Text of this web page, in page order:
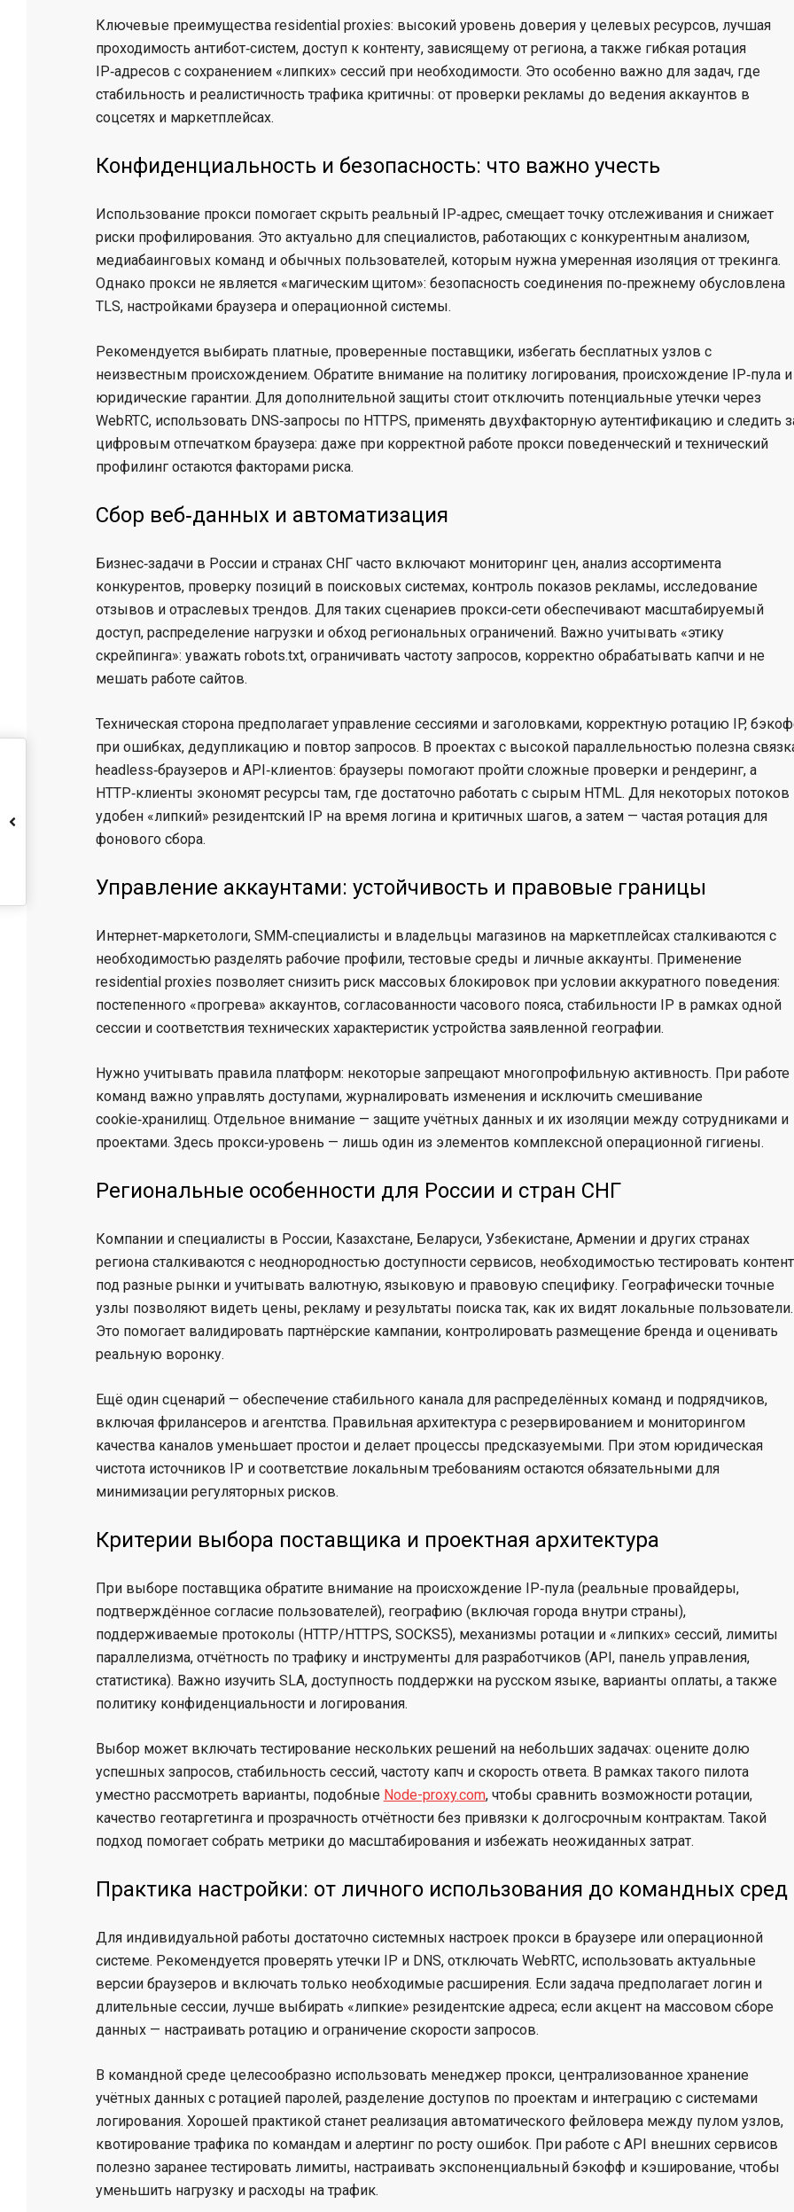
Ключевые преимущества residential proxies: высокий уровень доверия у целевых ресурсов, лучшая
проходимость антибот‑систем, доступ к контенту, зависящему от региона, а также гибкая ротация
IP‑адресов с сохранением «липких» сессий при необходимости. Это особенно важно для задач, где
стабильность и реалистичность трафика критичны: от проверки рекламы до ведения аккаунтов в
соцсетях и маркетплейсах.
Конфиденциальность и безопасность: что важно учесть
Использование прокси помогает скрыть реальный IP‑адрес, смещает точку отслеживания и снижает
риски профилирования. Это актуально для специалистов, работающих с конкурентным анализом,
медиабаинговых команд и обычных пользователей, которым нужна умеренная изоляция от трекинга.
Однако прокси не является «магическим щитом»: безопасность соединения по‑прежнему обусловлена
TLS, настройками браузера и операционной системы.
Рекомендуется выбирать платные, проверенные поставщики, избегать бесплатных узлов с
неизвестным происхождением. Обратите внимание на политику логирования, происхождение IP‑пула и
юридические гарантии. Для дополнительной защиты стоит отключить потенциальные утечки через
WebRTC, использовать DNS‑запросы по HTTPS, применять двухфакторную аутентификацию и следить
цифровым отпечатком браузера: даже при корректной работе прокси поведенческий и технический
профилинг остаются факторами риска.
Сбор веб‑данных и автоматизация
Бизнес‑задачи в России и странах СНГ часто включают мониторинг цен, анализ ассортимента
конкурентов, проверку позиций в поисковых системах, контроль показов рекламы, исследование
отзывов и отраслевых трендов. Для таких сценариев прокси‑сети обеспечивают масштабируемый
доступ, распределение нагрузки и обход региональных ограничений. Важно учитывать «этику
скрейпинга»: уважать robots.txt, ограничивать частоту запросов, корректно обрабатывать капчи и не
мешать работе сайтов.
Техническая сторона предполагает управление сессиями и заголовками, корректную ротацию IP,
при ошибках, дедупликацию и повтор запросов. В проектах с высокой параллельностью полезна
headless‑браузеров и API‑клиентов: браузеры помогают пройти сложные проверки и рендеринг, а
HTTP‑клиенты экономят ресурсы там, где достаточно работать с сырым HTML. Для некоторых потоков
удобен «липкий» резидентский IP на время логина и критичных шагов, а затем — частая ротация для
фонового сбора.
Управление аккаунтами: устойчивость и правовые границы
Интернет‑маркетологи, SMM‑специалисты и владельцы магазинов на маркетплейсах сталкиваются с
необходимостью разделять рабочие профили, тестовые среды и личные аккаунты. Применение
residential proxies позволяет снизить риск массовых блокировок при условии аккуратного поведения:
постепенного «прогрева» аккаунтов, согласованности часового пояса, стабильности IP в рамках одной
сессии и соответствия технических характеристик устройства заявленной географии.
Нужно учитывать правила платформ: некоторые запрещают многопрофильную активность. При работе
команд важно управлять доступами, журналировать изменения и исключить смешивание
cookie‑хранилищ. Отдельное внимание — защите учётных данных и их изоляции между сотрудниками и
проектами. Здесь прокси‑уровень — лишь один из элементов комплексной операционной гигиены.
Региональные особенности для России и стран СНГ
Компании и специалисты в России, Казахстане, Беларуси, Узбекистане, Армении и других странах
региона сталкиваются с неоднородностью доступности сервисов, необходимостью тестировать контент
под разные рынки и учитывать валютную, языковую и правовую специфику. Географически точные
узлы позволяют видеть цены, рекламу и результаты поиска так, как их видят локальные пользователи.
Это помогает валидировать партнёрские кампании, контролировать размещение бренда и оценивать
реальную воронку.
Ещё один сценарий — обеспечение стабильного канала для распределённых команд и подрядчиков,
включая фрилансеров и агентства. Правильная архитектура с резервированием и мониторингом
качества каналов уменьшает простои и делает процессы предсказуемыми. При этом юридическая
чистота источников IP и соответствие локальным требованиям остаются обязательными для
минимизации регуляторных рисков.
Критерии выбора поставщика и проектная архитектура
При выборе поставщика обратите внимание на происхождение IP‑пула (реальные провайдеры,
подтверждённое согласие пользователей), географию (включая города внутри страны),
поддерживаемые протоколы (HTTP/HTTPS, SOCKS5), механизмы ротации и «липких» сессий, лимиты
параллелизма, отчётность по трафику и инструменты для разработчиков (API, панель управления,
статистика). Важно изучить SLA, доступность поддержки на русском языке, варианты оплаты, а также
политику конфиденциальности и логирования.
Выбор может включать тестирование нескольких решений на небольших задачах: оцените долю
успешных запросов, стабильность сессий, частоту капч и скорость ответа. В рамках такого пилота
уместно рассмотреть варианты, подобные Node-proxy.com, чтобы сравнить возможности ротации,
качество геотаргетинга и прозрачность отчётности без привязки к долгосрочным контрактам. Такой
подход помогает собрать метрики до масштабирования и избежать неожиданных затрат.
Практика настройки: от личного использования до командных сред
Для индивидуальной работы достаточно системных настроек прокси в браузере или операционной
системе. Рекомендуется проверять утечки IP и DNS, отключать WebRTC, использовать актуальные
версии браузеров и включать только необходимые расширения. Если задача предполагает логин и
длительные сессии, лучше выбирать «липкие» резидентские адреса; если акцент на массовом сборе
данных — настраивать ротацию и ограничение скорости запросов.
В командной среде целесообразно использовать менеджер прокси, централизованное хранение
учётных данных с ротацией паролей, разделение доступов по проектам и интеграцию с системами
логирования. Хорошей практикой станет реализация автоматического фейловера между пулом узлов,
квотирование трафика по командам и алертинг по росту ошибок. При работе с API внешних сервисов
полезно заранее тестировать лимиты, настраивать экспоненциальный бэкофф и кэширование, чтобы
уменьшить нагрузку и расходы на трафик.